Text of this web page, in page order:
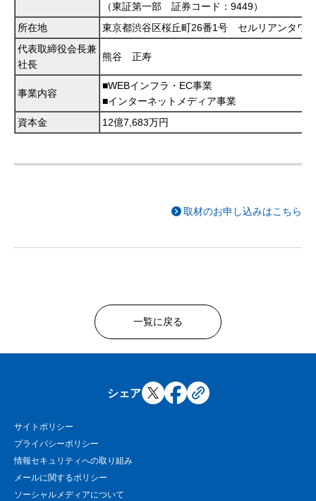
（東証第一部 証券コード：9449）
所在地
東京都渋谷区桜丘町26番1号 セルリアンタワー
代表取締役会長兼
社長
熊谷 正寿
事業内容
■WEBインフラ・EC事業
■インターネットメディア事業
資本金
12億7,683万円
取材のお申し込みはこちら
一覧に戻る
シェア
サイトポリシー
プライバシーポリシー
情報セキュリティへの取り組み
メールに関するポリシー
ソーシャルメディアについて